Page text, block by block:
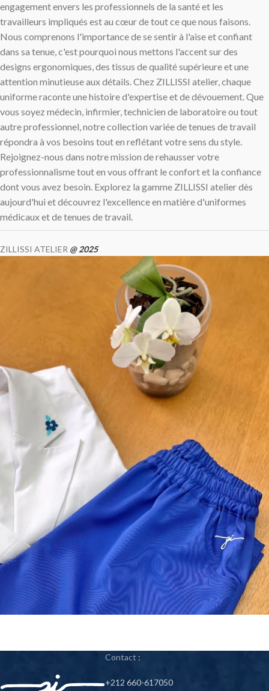
engagement envers les professionnels de la santé et les
travailleurs impliqués est au cœur de tout ce que nous faisons.
Nous comprenons l'importance de se sentir à l'aise et confiant
dans sa tenue, c'est pourquoi nous mettons l'accent sur des
designs ergonomiques, des tissus de qualité supérieure et une
attention minutieuse aux détails. Chez ZILLISSI atelier, chaque
uniforme raconte une histoire d'expertise et de dévouement. Que
vous soyez médecin, infirmier, technicien de laboratoire ou tout
autre professionnel, notre collection variée de tenues de travail
répondra à vos besoins tout en reflétant votre sens du style.
Rejoignez-nous dans notre mission de rehausser votre
professionnalisme tout en vous offrant le confort et la confiance
dont vous avez besoin. Explorez la gamme ZILLISSI atelier dès
aujourd'hui et découvrez l'excellence en matière d'uniformes
médicaux et de tenues de travail.
ZILLISSI ATELIER @ 2025
Contact :
+212 660-617050